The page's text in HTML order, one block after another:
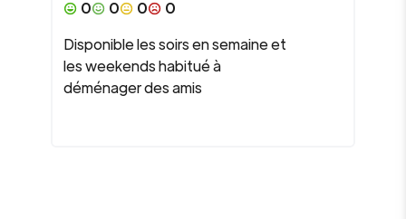
0 0 0
0
Disponible les soirs en semaine et
les weekends habitué à
déménager des amis